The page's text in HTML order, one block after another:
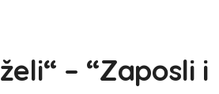
– “Zaposli i